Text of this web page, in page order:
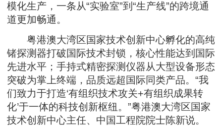
模化生产，一条从“实验室”到“生产线”的跨境通
道更加畅通。
粤港澳大湾区国家技术创新中心孵化的高纯
锗探测器打破国际技术封锁，核心性能达到国际
先进水平；手持式精密探测仪器从大型设备形态
突破为掌上终端，品质远超国际同类产品。“我
们致力于打造‘有组织技术攻关+有组织成果转
化’于一体的科技创新枢纽。”粤港澳大湾区国家
技术创新中心主任、中国工程院院士陈新说。